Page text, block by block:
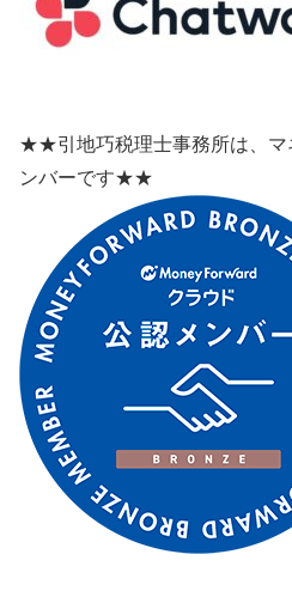
★★引地巧税理士事務所は、マ
ンバーです★★